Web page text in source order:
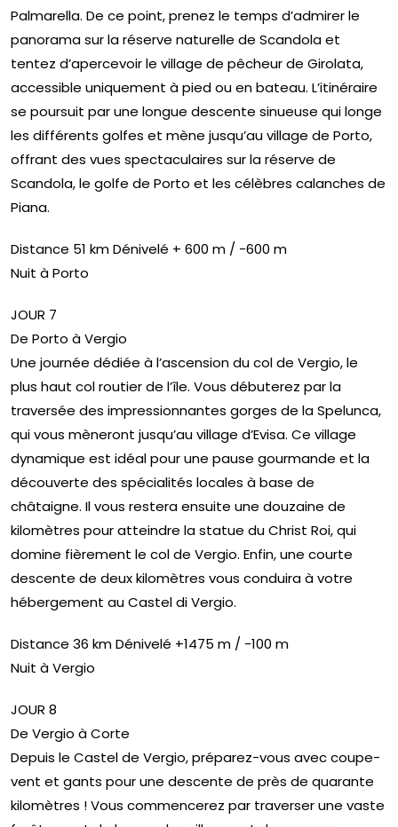
Palmarella. De ce point, prenez le temps d’admirer le
panorama sur la réserve naturelle de Scandola et
tentez d’apercevoir le village de pêcheur de Girolata,
accessible uniquement à pied ou en bateau. L’itinéraire
se poursuit par une longue descente sinueuse qui longe
les différents golfes et mène jusqu’au village de Porto,
offrant des vues spectaculaires sur la réserve de
Scandola, le golfe de Porto et les célèbres calanches de
Piana.
Distance 51 km Dénivelé + 600 m / -600 m
Nuit à Porto
JOUR 7
De Porto à Vergio
Une journée dédiée à l’ascension du col de Vergio, le
plus haut col routier de l’île. Vous débuterez par la
traversée des impressionnantes gorges de la Spelunca,
qui vous mèneront jusqu’au village d’Evisa. Ce village
dynamique est idéal pour une pause gourmande et la
découverte des spécialités locales à base de
châtaigne. Il vous restera ensuite une douzaine de
kilomètres pour atteindre la statue du Christ Roi, qui
domine fièrement le col de Vergio. Enfin, une courte
descente de deux kilomètres vous conduira à votre
hébergement au Castel di Vergio.
Distance 36 km Dénivelé +1475 m / -100 m
Nuit à Vergio
JOUR 8
De Vergio à Corte
Depuis le Castel de Vergio, préparez-vous avec coupe-
vent et gants pour une descente de près de quarante
kilomètres ! Vous commencerez par traverser une vaste